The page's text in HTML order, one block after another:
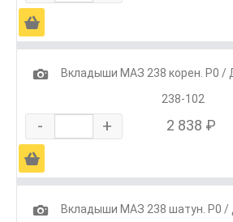
Ä
1
Вкладыши МАЗ 238 корен. Р0 /
238-102
- + 2 838 ₽
Ä
1
Вкладыши МАЗ 238 шатун. Р0 /